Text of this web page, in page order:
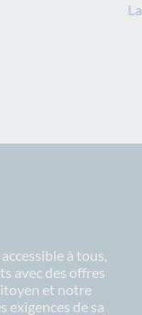
à tous,
avec des offres
et notre
exigences de sa